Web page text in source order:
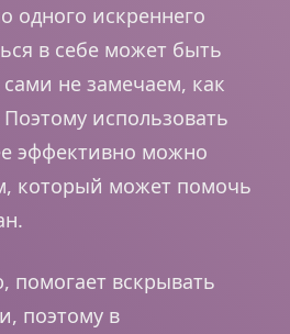
одного искреннего
в себе может быть
не замечаем, как
использовать
эффективно можно
который может помочь
помогает вскрывать
поэтому в